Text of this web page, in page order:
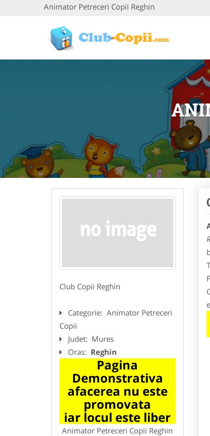
Animator Petreceri Copii Reghin
Club Copii Reghin
Categorie: Animator Petreceri
Copii
Judet: Mures
Oras: Reghin
Pagina
Demonstrativa
afacerea nu este
promovata
iar locul este liber
Animator Petreceri Copii Reghin